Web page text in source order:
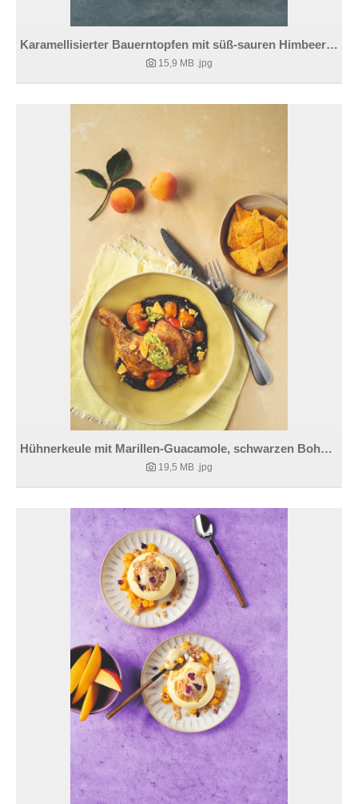
Karamellisierter Bauerntopfen mit süß-sauren Himbeeren
15,9 MB .jpg
Hühnerkeule mit Marillen-Guacamole, schwarzen Bohnen und Tacos
19,5 MB .jpg